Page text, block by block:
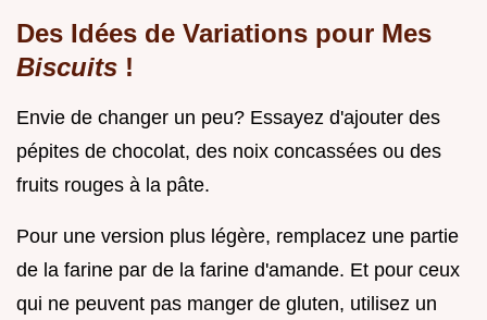
Des Idées de Variations pour Mes
Biscuits !
Envie de changer un peu? Essayez d'ajouter des
pépites de chocolat, des noix concassées ou des
fruits rouges à la pâte.
Pour une version plus légère, remplacez une partie
de la farine par de la farine d'amande. Et pour ceux
qui ne peuvent pas manger de gluten, utilisez un